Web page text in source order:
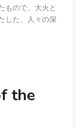
もので、大火と
した、人々の深
the